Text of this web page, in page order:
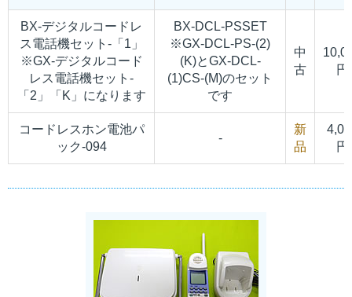
BX-デジタルコードレ
ス電話機セット-「1」
※GX-デジタルコード
レス電話機セット-
「2」「K」になります
BX-DCL-PSSET
※GX-DCL-PS-(2)
(K)とGX-DCL-
(1)CS-(M)のセット
です
中
古
円
コードレスホン電池パ
ック-094
-
新
品
円